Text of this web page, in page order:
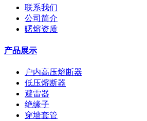
联系我们
公司简介
曙熔资质
产品展示
户内高压熔断器
低压熔断器
避雷器
绝缘子
穿墙套管